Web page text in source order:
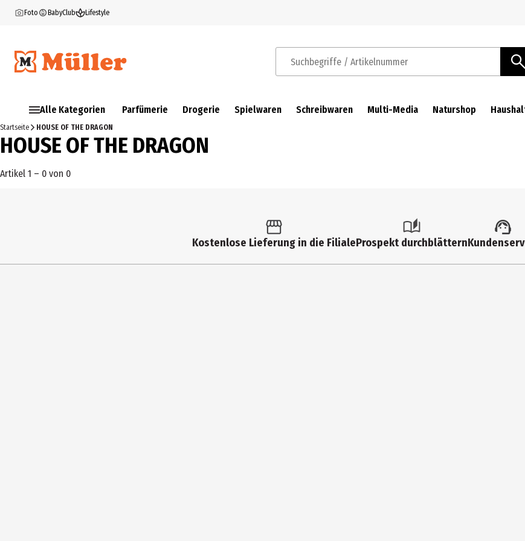
Foto BabyClub Lifestyle
Suchbegriffe / Artikelnummer
Alle Kategorien Parfümerie Drogerie Spielwaren Schreibwaren Multi-Media Naturshop
Startseite HOUSE OF THE DRAGON
HOUSE OF THE DRAGON
Artikel 1 – 0 von 0
Kostenlose Lieferung in die FilialeProspekt durchblättern